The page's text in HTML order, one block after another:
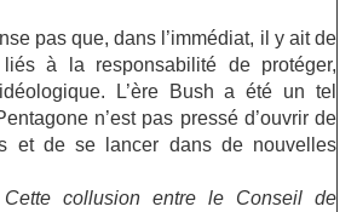
pas que, dans l’immédiat, il y ait de
à la responsabilité de protéger,
L’ère Bush a été un tel
n’est pas pressé d’ouvrir de
et de se lancer dans de nouvelles
Cette collusion entre le Conseil de